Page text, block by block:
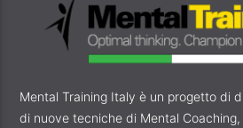
Mental Training Italy è un progetto di
di nuove tecniche di Mental